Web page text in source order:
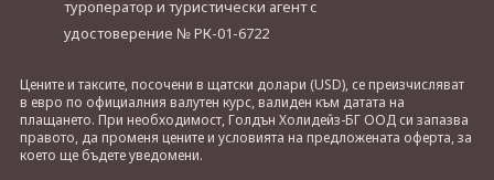
туроператор и туристически агент с
удостоверение № РК-01-6722
Цените и таксите, посочени в щатски долари (USD), се преизчисляват
в евро по официалния валутен курс, валиден към датата на
плащането. При необходимост, Голдън Холидейз-БГ ООД си запазва
правото, да променя цените и условията на предложената оферта, за
което ще бъдете уведомени.